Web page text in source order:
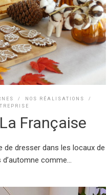
/ NOS RÉALISATIONS
/
Française
de dresser dans les locaux de
comme...